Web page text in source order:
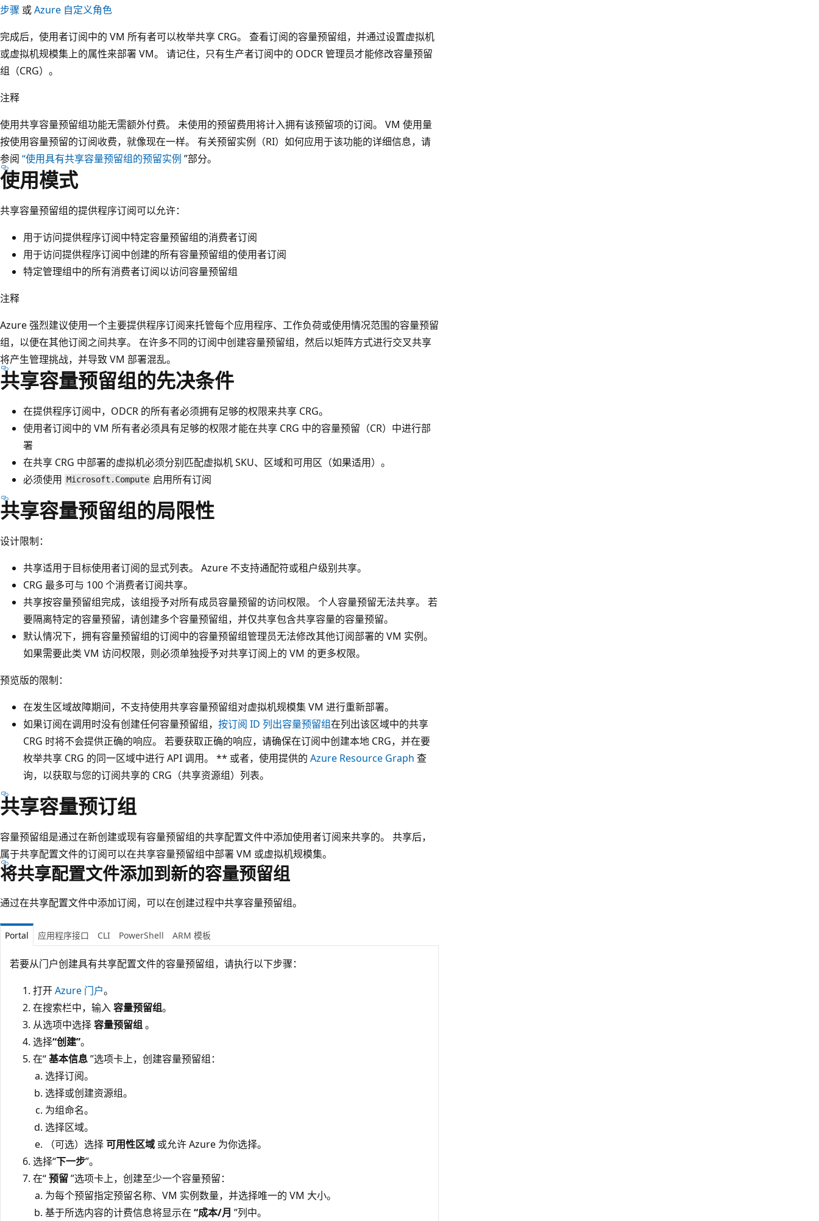
步骤 或Azure 自定义角色
完成后，使用者订阅中的 VM 所有者可以枚举共享 CRG。 查看订阅的容量预留组，并通过设置虚拟机
或虚拟机规模集上的属性来部署 VM。 请记住，只有生产者订阅中的 ODCR 管理员才能修改容量预留
组（CRG）。
注释
使用共享容量预留组功能无需额外付费。 未使用的预留费用将计入拥有该预留项的订阅。 VM 使用量
按使用容量预留的订阅收费，就像现在一样。 有关预留实例（RI）如何应用于该功能的详细信息，请
参阅 “使用具有共享容量预留组的预留实例 ”部分。
使用模式
共享容量预留组的提供程序订阅可以允许：
用于访问提供程序订阅中特定容量预留组的消费者订阅
用于访问提供程序订阅中创建的所有容量预留组的使用者订阅
特定管理组中的所有消费者订阅以访问容量预留组
注释
Azure 强烈建议使用一个主要提供程序订阅来托管每个应用程序、工作负荷或使用情况范围的容量预留
组，以便在其他订阅之间共享。 在许多不同的订阅中创建容量预留组，然后以矩阵方式进行交叉共享
将产生管理挑战，并导致 VM 部署混乱。
共享容量预留组的先决条件
在提供程序订阅中，ODCR 的所有者必须拥有足够的权限来共享 CRG。
使用者订阅中的 VM 所有者必须具有足够的权限才能在共享 CRG 中的容量预留（CR）中进行部
署
在共享 CRG 中部署的虚拟机必须分别匹配虚拟机 SKU、区域和可用区（如果适用）。
必须使用 Microsoft.Compute 启用所有订阅
共享容量预留组的局限性
设计限制：
共享适用于目标使用者订阅的显式列表。 Azure 不支持通配符或租户级别共享。
CRG 最多可与 100 个消费者订阅共享。
共享按容量预留组完成，该组授予对所有成员容量预留的访问权限。 个人容量预留无法共享。 若
要隔离特定的容量预留，请创建多个容量预留组，并仅共享包含共享容量的容量预留。
默认情况下，拥有容量预留组的订阅中的容量预留组管理员无法修改其他订阅部署的 VM 实例。
如果需要此类 VM 访问权限，则必须单独授予对共享订阅上的 VM 的更多权限。
预览版的限制：
在发生区域故障期间，不支持使用共享容量预留组对虚拟机规模集 VM 进行重新部署。
如果订阅在调用时没有创建任何容量预留组， 按订阅 ID 列出容量预留组在列出该区域中的共享
CRG 时将不会提供正确的响应。 若要获取正确的响应，请确保在订阅中创建本地 CRG，并在要
枚举共享 CRG 的同一区域中进行 API 调用。 ** 或者，使用提供的 Azure Resource Graph 查
询，以获取与您的订阅共享的 CRG（共享资源组）列表。
共享容量预订组
容量预留组是通过在新创建或现有容量预留组的共享配置文件中添加使用者订阅来共享的。 共享后，
属于共享配置文件的订阅可以在共享容量预留组中部署 VM 或虚拟机规模集。
将共享配置文件添加到新的容量预留组
通过在共享配置文件中添加订阅，可以在创建过程中共享容量预留组。
Portal 应用程序接口 CLI PowerShell ARM 模板
若要从门户创建具有共享配置文件的容量预留组，请执行以下步骤：
打开Azure 门户。
在搜索栏中，输入容量预留组。
从选项中选择容量预留组。
选择“创建”。
在“基本信息”选项卡上，创建容量预留组：
选择订阅。
选择或创建资源组。
为组命名。
选择区域。
（可选）选择可用性区域 或允许 Azure 为你选择。
选择“下一步”。
在“预留”选项卡上，创建至少一个容量预留：
为每个预留指定预留名称、VM 实例数量，并选择唯一的 VM 大小。
基于所选内容的计费信息将显示在 “成本/月 ”列中。